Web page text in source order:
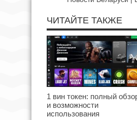
ЧИТАЙТЕ ТАКЖЕ
1 вин токен: полный
и возможности
использования